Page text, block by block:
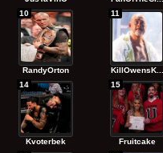
RandyОrton
10
KillOwensK...
11
Kvoterbek
14
Fruitcake
15